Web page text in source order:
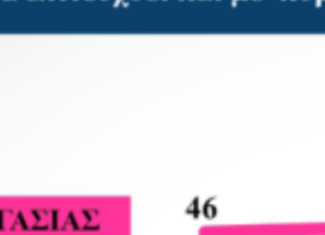
Θετικά νέα για τον